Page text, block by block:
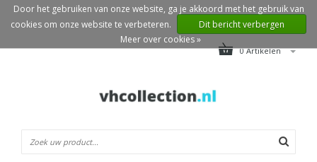
0 Artikelen
Door het gebruiken van onze website, ga je akkoord met het gebruik van
cookies om onze website te verbeteren.
Dit bericht verbergen
Meer over cookies »